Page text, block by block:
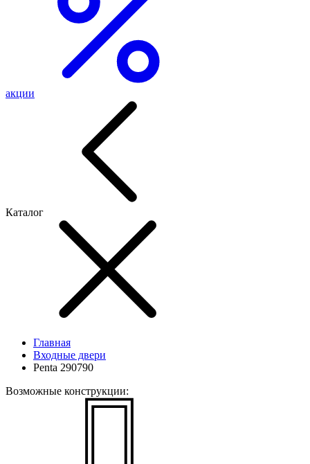
акции
Каталог
Главная
Входные двери
Penta 290790
Возможные конструкции: